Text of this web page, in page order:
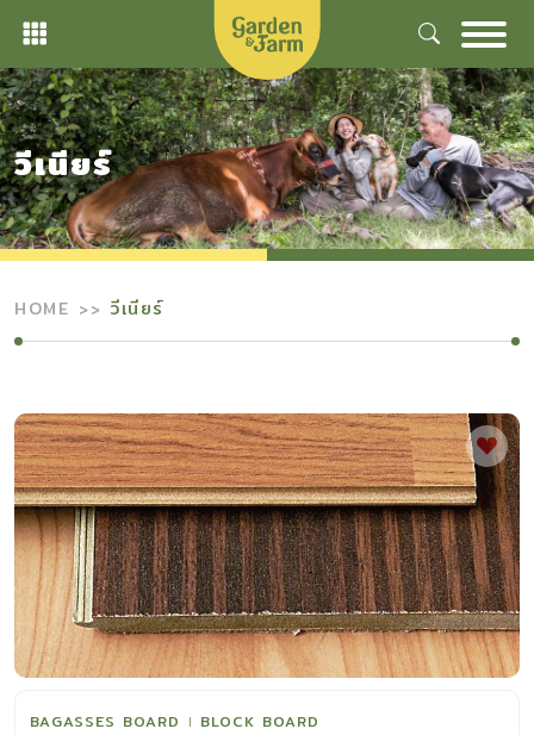
Skip
content
วีเนียร์
HOME วีเนียร์
BAGASSES BOARD BLOCK BOARD